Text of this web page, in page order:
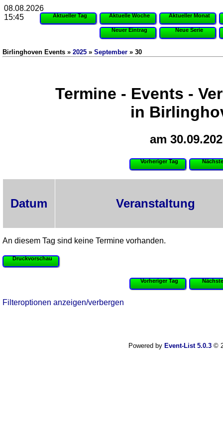
Aktueller Tag Aktuelle Woche Aktueller Monat
Neuer Eintrag Neue Serie
Birlinghoven Events » 2025 » September » 30
Termine - Events -
in
am
Vorheriger Tag
Datum Veranstaltung
An diesem Tag sind keine Termine vorhanden.
Druckvorschau
Vorheriger Tag
Filteroptionen anzeigen/verbergen
Powered by Event-List 5.0.3©
08.08.2026
15:45